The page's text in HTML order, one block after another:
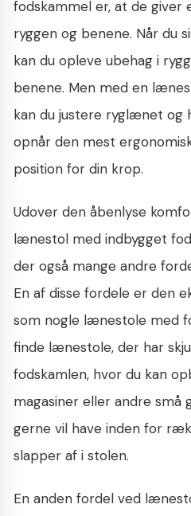
fodskammel er, at de giver
ryggen og benene. Når du
kan du opleve ubehag i
benene. Men med en
kan du justere ryglænet og
opnår den mest
position for din krop.
Udover den åbenlyse
lænestol med indbygget
der også mange andre
En af disse fordele er den
som nogle lænestole med
finde lænestole, der har
fodskamlen, hvor du kan
magasiner eller andre små
gerne vil have inden for
slapper af i stolen.
En anden fordel ved